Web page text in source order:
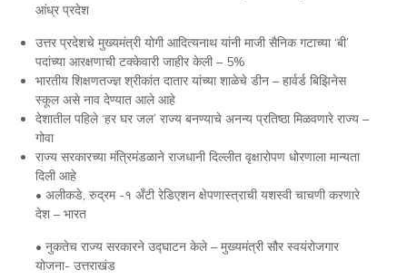
आंध्र प्रदेश
उत्तर प्रदेशचे मुख्यमंत्री योगी आदित्यनाथ यांनी माजी सैनिक गटाच्या ‘बी’
पदांच्या आरक्षणाची टक्केवारी जाहीर केली – 5%
भारतीय शिक्षणतज्ज्ञ श्रीकांत दातार यांच्या शाळेचे डीन – हार्वर्ड बिझिनेस
स्कूल असे नाव देण्यात आले आहे
देशातील पहिले ‘हर घर जल’ राज्य बनण्याचे अनन्य प्रतिष्ठा मिळवणारे राज्य –
गोवा
राज्य सरकारच्या मंत्रिमंडळाने राजधानी दिल्लीत वृक्षारोपण धोरणाला मान्यता
दिली आहे
• अलीकडे, रुद्रम -१ अँटी रेडिएशन क्षेपणास्त्राची यशस्वी चाचणी करणारे
देश – भारत
• नुकतेच राज्य सरकारने उद्घाटन केले – मुख्यमंत्री सौर स्वयंरोजगार
योजना- उत्तराखंड